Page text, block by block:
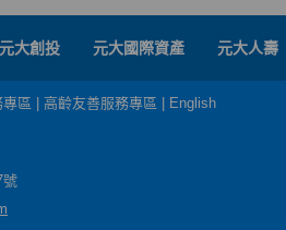
元大創投 元大國際資產 元大人壽
區 高齡友善服務專區 English
號